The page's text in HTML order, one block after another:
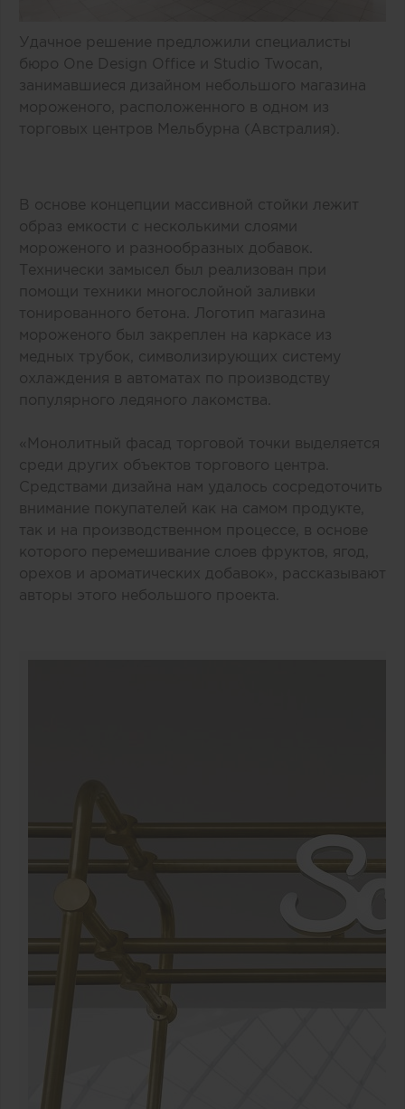
Удачное решение предложили специалисты
бюро One Design Office и Studio Twocan,
занимавшиеся дизайном небольшого магазина
мороженого, расположенного в одном из
торговых центров Мельбурна (Австралия).
В основе концепции массивной стойки лежит
образ емкости с несколькими слоями
мороженого и разнообразных добавок.
Технически замысел был реализован при
помощи техники многослойной заливки
тонированного бетона. Логотип магазина
мороженого был закреплен на каркасе из
медных трубок, символизирующих систему
охлаждения в автоматах по производству
популярного ледяного лакомства.
«Монолитный фасад торговой точки выделяется
среди других объектов торгового центра.
Средствами дизайна нам удалось сосредоточить
внимание покупателей как на самом продукте,
так и на производственном процессе, в основе
которого перемешивание слоев фруктов, ягод,
орехов и ароматических добавок», рассказывают
авторы этого небольшого проекта.